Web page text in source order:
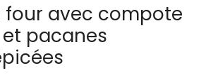
four avec compote
pacanes